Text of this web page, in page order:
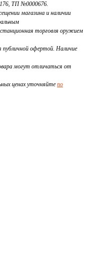
ТП №0000676.
магазина и наличии
торговля оружием
офертой. Наличие
могут отличаться от
ценах уточняйте по